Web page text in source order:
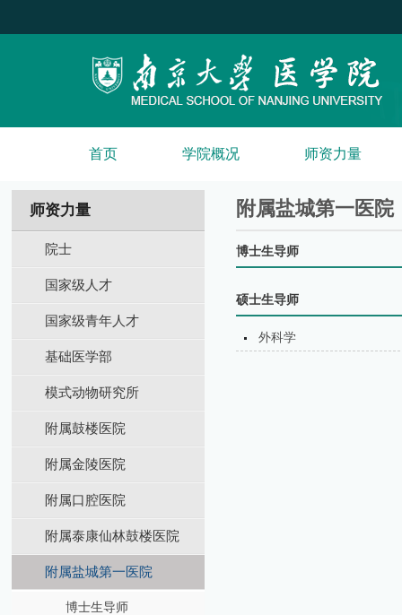
首页 学院概况 师资力量
师资力量
院士
国家级人才
国家级青年人才
基础医学部
模式动物研究所
附属鼓楼医院
附属金陵医院
附属口腔医院
附属泰康仙林鼓楼医院
附属盐城第⼀医院
博士生导师
附属盐城第⼀医院
博士生导师
硕士生导师
外科学